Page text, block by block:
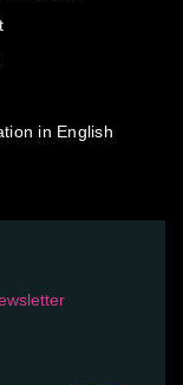
in English